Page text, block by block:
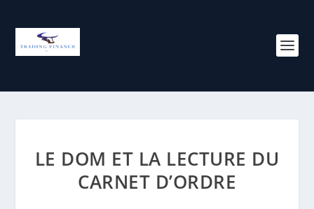
LE DOM ET LA LECTURE DU
CARNET D’ORDRE